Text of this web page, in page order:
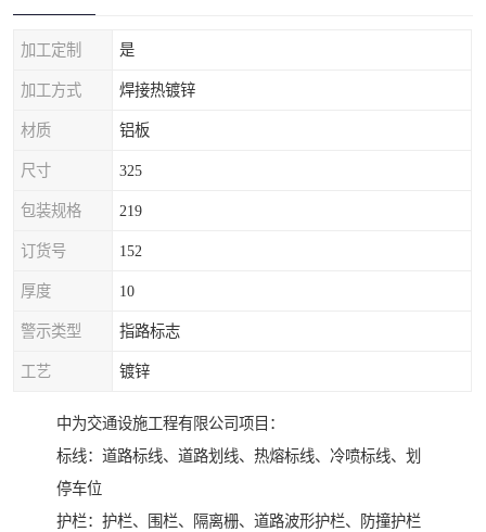
加工定制 是
加工方式 焊接热镀锌
材质 铝板
尺寸 325
包装规格 219
订货号 152
厚度 10
警示类型 指路标志
工艺 镀锌
中为交通设施工程有限公司项目：
标线：道路标线、道路划线、热熔标线、冷喷标线、划
停车位
护栏：护栏、围栏、隔离栅、道路波形护栏、防撞护栏